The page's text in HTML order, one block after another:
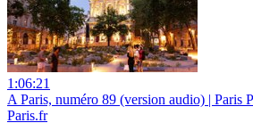
1:06:21
A Paris, numéro 89 (version audio) | Paris
Paris.fr